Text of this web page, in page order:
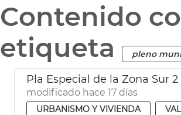
Contenido
etiqueta
pleno
Pla Especial de la Zona Sur
modificado hace 17 días
URBANISMO Y VIVIENDA